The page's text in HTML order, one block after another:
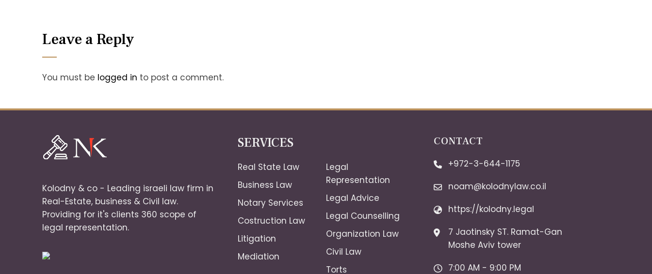
Leave a Reply
You must be logged in to post a comment.
Kolodny & co - Leading israeli law firm in
Real-Estate, business & Civil law.
Providing for it's clients 360 scope of
legal representation.
SERVICES
Real State Law
Business Law
Notary Services
Costruction Law
Litigation
Mediation
Legal
Representation
Legal Advice
Legal Counselling
Organization Law
Civil Law
Torts
CONTACT
+972-3-644-1175
noam@kolodnylaw.co.il
https://kolodny.legal
7 Jaotinsky ST. Ramat-Gan
Moshe Aviv tower
7:00 AM - 9:00 PM